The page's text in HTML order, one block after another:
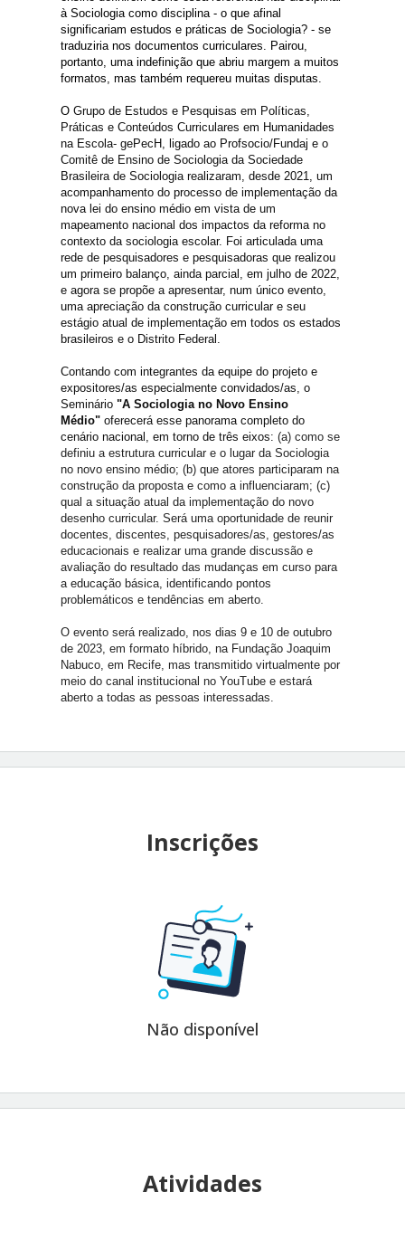
à Sociologia como disciplina - o que afinal
significariam estudos e práticas de Sociologia? - se
traduziria nos documentos curriculares. Pairou,
portanto, uma indefinição que abriu margem a muitos
formatos, mas também requereu muitas disputas.
OGrupo de Estudos e Pesquisas em Políticas,
Práticas e Conteúdos Curriculares em Humanidades
na Escola- gePecH, ligado ao Profsocio/Fundaj e o
Comitê de Ensino de Sociologia da Sociedade
Brasileira de Sociologia realizaram, desde 2021, um
acompanhamento do processo de implementação da
nova lei do ensino médio em vista de um
mapeamento nacional dos impactos da reforma no
contexto da sociologia escolar. Foi articulada uma
rede de pesquisadores e pesquisadoras que realizou
um primeiro balanço, ainda parcial, em julho de 2022,
e agora se propõe a apresentar, num único evento,
uma apreciação da construção curricular e seu
estágio atual de implementação em todos os estados
brasileiros e o Distrito Federal.
Contando com integrantes da equipe do projeto e
expositores/as especialmente convidados/as, o
Seminário"A Sociologia no Novo Ensino
Médio" oferecerá esse panorama completo do
cenário nacional, em torno de três eixos:(a) como se
definiu a estrutura curricular e o lugar da Sociologia
no novo ensino médio; (b) que atores participaram na
construção da proposta e como a influenciaram; (c)
qual a situação atual da implementação do novo
desenho curricular. Será uma oportunidade de reunir
docentes, discentes, pesquisadores/as, gestores/as
educacionais e realizar uma grande discussão e
avaliação do resultado das mudanças em curso para
a educação básica, identificando pontos
problemáticos e tendências em aberto.
O evento será realizado, nos dias 9 e 10 de outubro
de 2023, em formato híbrido, na Fundação Joaquim
Nabuco, em Recife, mas transmitido virtualmente por
meio do canal institucional no YouTube e estará
aberto a todas as pessoas interessadas.
Inscrições
Não disponível
Atividades